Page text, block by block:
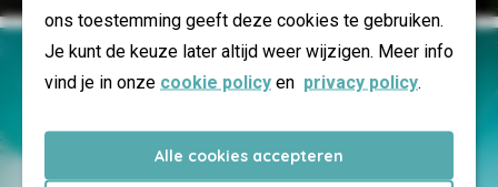
ons toestemming geeft deze cookies te gebruiken.
Je kunt de keuze later altijd weer wijzigen. Meer info
vind je in onze cookie policy en privacy policy.
Alle cookies accepteren